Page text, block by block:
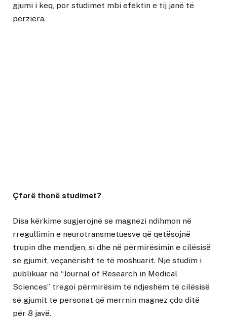
gjumi i keq, por studimet mbi efektin e tij janë të
përziera.
Çfarë thonë studimet?
Disa kërkime sugjerojnë se magnezi ndihmon në
rregullimin e neurotransmetuesve që qetësojnë
trupin dhe mendjen, si dhe në përmirësimin e cilësisë
së gjumit, veçanërisht te të moshuarit. Një studim i
publikuar në “Journal of Research in Medical
Sciences” tregoi përmirësim të ndjeshëm të cilësisë
së gjumit te personat që merrnin magnez çdo ditë
për 8 javë.